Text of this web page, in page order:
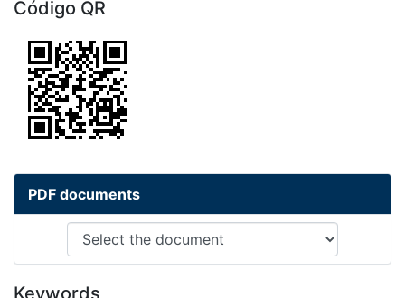
Código QR
PDF documents